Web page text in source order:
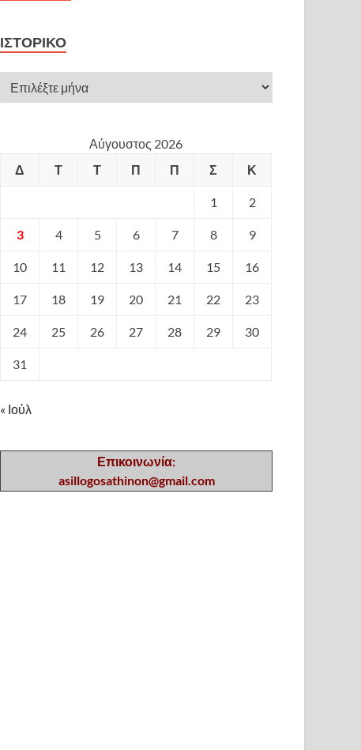
ΙΣΤΟΡΙΚΌ
Αύγουστος 2026
Δ
Τ Τ Π Π Σ Κ
1 2
3 4 5 6 7 8 9
10 11 12 13 14 15 16
17 18 19 20 21 22 23
24 25 26 27 28 29 30
31
« Ιούλ
Επικοινωνία:
asillogosathinon@gmail.com